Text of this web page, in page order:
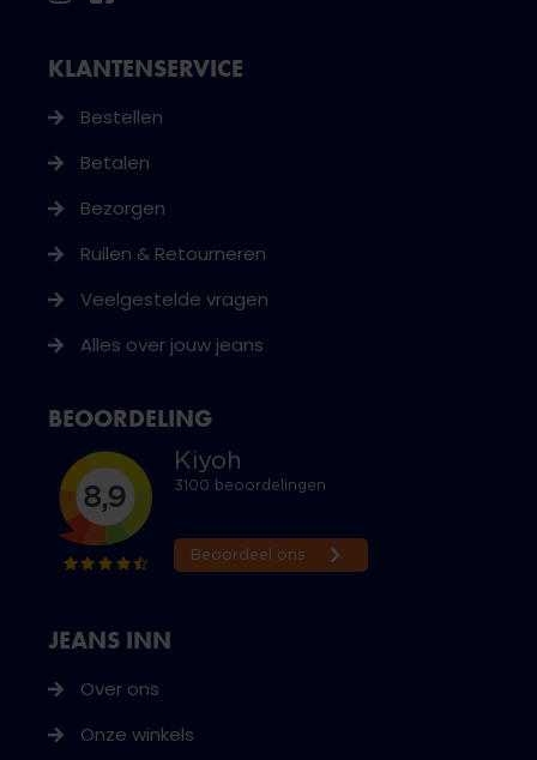
JEANS INN
Over ons
Onze winkels
KLANTENSERVICE
Bestellen
Betalen
Bezorgen
Ruilen & Retourneren
Veelgestelde vragen
Alles over jouw jeans
BEOORDELING